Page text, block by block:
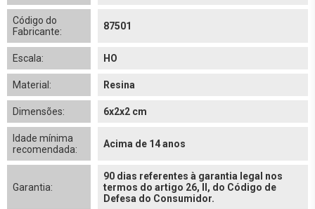
Código do
Fabricante:
87501
Escala: HO
Material: Resina
Dimensões: 6x2x2 cm
Idade mínima
recomendada:
Acima de 14 anos
Garantia:
90 dias referentes à garantia legal nos
termos do artigo 26, II, do Código de
Defesa do Consumidor.